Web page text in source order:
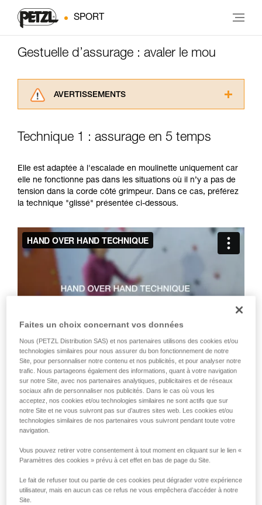
SPORT
Gestuelle d’assurage : avaler le mou
AVERTISSEMENTS
consulter. Vous devez avoir compris les
pouvoir comprendre ce complément
d’informations.
Maîtriser ces techniques nécessite une
formation et un entraînement spécifique. Validez
avec un professionnel votre capacité à refaire
de la reproduire en autonomie.
Nous donnons des exemples de techniques
liées à votre activité. Il peut en exister d’autres
que nous ne décrivons pas ici.
Technique 1 : assurage en 5 temps
Elle est adaptée à l'escalade en moulinette uniquement car
elle ne fonctionne pas dans les situations où il n’y a pas de
tension dans la corde côté grimpeur. Dans ce cas, préférez
la technique "glissé" présentée ci-dessous.
Technique 2 : Technique " glissé "
Technique à préconiser pour ravaler rapidement une grande
quantité de mou ou lorsqu’il n’y a pas tension dans la corde
côté grimpeur. Attention, la main côté freinage glisse le long
Faites un choix concernant vos données
Nous (PETZL Distribution SAS) et nos partenaires utilisons des cookies et/ou
technologies similaires pour nous assurer du bon fonctionnement de notre
Site, pour personnaliser notre contenu et nos publicités, et pour analyser notre
trafic. Nous partageons également des informations, quant à votre navigation
sur notre Site, avec nos partenaires analytiques, publicitaires et de réseaux
sociaux afin de personnaliser nos publicités. Dans le cas où vous les
acceptez, nos cookies et/ou technologies similaires ne sont actifs que sur
notre Site et ne vous suivront pas sur d’autres sites web. Les cookies et/ou
technologies similaires de nos partenaires vous suivront pendant toute votre
navigation.
Vous pouvez retirer votre consentement à tout moment en cliquant sur le lien «
Paramètres des cookies » prévu à cet effet en bas de page du Site.
Le fait de refuser tout ou partie de ces cookies peut dégrader votre expérience
utilisateur, mais en aucun cas ce refus ne vous empêchera d’accéder à notre
Site.